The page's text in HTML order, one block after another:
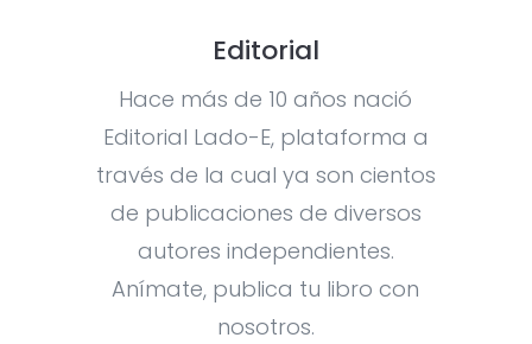
Editorial
Hace más de 10 años nació
Editorial Lado-E, plataforma a
través de la cual ya son cientos
de publicaciones de diversos
autores independientes.
Anímate, publica tu libro con
nosotros.